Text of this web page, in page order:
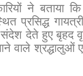
ने बताया
प्रसिद्ध
देते हुए बृहद
वाले श्रद्धालुओं